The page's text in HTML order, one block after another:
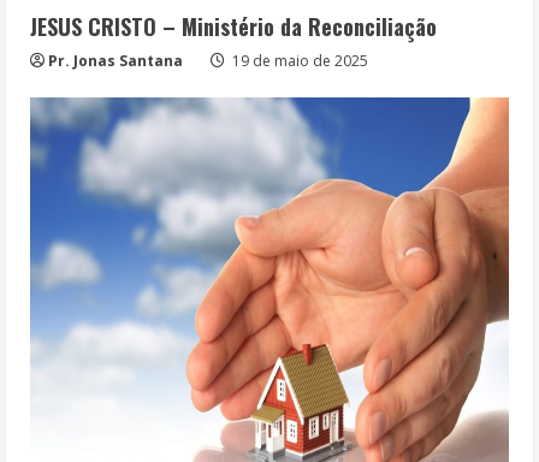
JESUS CRISTO – Ministério da Reconciliação
Pr. Jonas Santana 19 de maio de 2025